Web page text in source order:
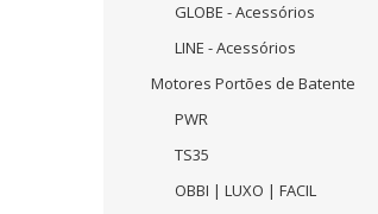
GLOBE - Acessórios
LINE - Acessórios
Motores Portões de Batente
PWR
TS35
OBBI | LUXO | FACIL